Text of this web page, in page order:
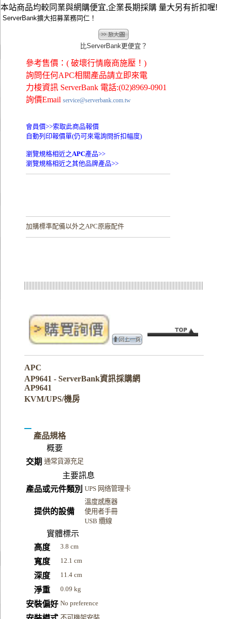
本站商品均較同業與網購便宜,企業長期採購 量大另有折扣喔!
ServerBank擴大招募業務同仁！
比ServerBank更便宜？
參考售價：( 破壞行情廠商施壓！)
詢問任何APC相關產品請立即來電
力梭資訊 ServerBank 電話:(02)8969-0901
詢價Email service@serverbank.com.tw
會員價>>索取此商品報價
自動列印報價單(仍可來電詢問折扣幅度)
瀏覽規格相近之APC產品>>
瀏覽規格相近之其他品牌產品>>
加購標準配備以外之APC原廠配件
APC
AP9641 - ServerBank資訊採購網
AP9641
KVM/UPS/機房
產品規格
概要
交期 通常貨源充足
主要訊息
產品或元件類別 UPS 网络管理卡
提供的設備
溫度感應器
使用者手冊
USB 纜線
實體標示
高度
3.8 cm
寬度 12.1 cm
深度 11.4 cm
淨重 0.09 kg
安裝偏好 No preference